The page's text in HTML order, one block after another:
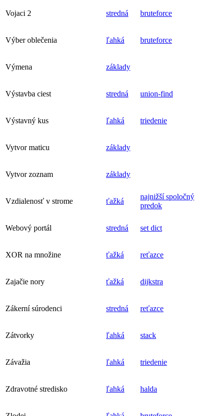
Vojaci 2 stredná bruteforce
Výber oblečenia ľahká bruteforce
Výmena základy
Výstavba ciest stredná union-find
Výstavný kus ľahká triedenie
Vytvor maticu základy
Vytvor zoznam základy
Vzdialenosť v strome ťažká
najnižší spoločný
predok
Webový portál stredná set dict
XOR na množine ťažká reťazce
Zajačie nory ťažká dijkstra
Zákerní súrodenci stredná reťazce
Zátvorky ľahká stack
Závažia ľahká triedenie
Zdravotné stredisko ľahká halda